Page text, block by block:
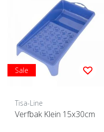
Sale
Tisa-Line
Verfbak Klein 15x30cm